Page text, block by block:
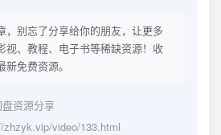
，别忘了分享给你的朋友，让更多
视、教程、电子书等稀缺资源！收
免费资源。
资源分享
zhzyk.vip/video/133.html